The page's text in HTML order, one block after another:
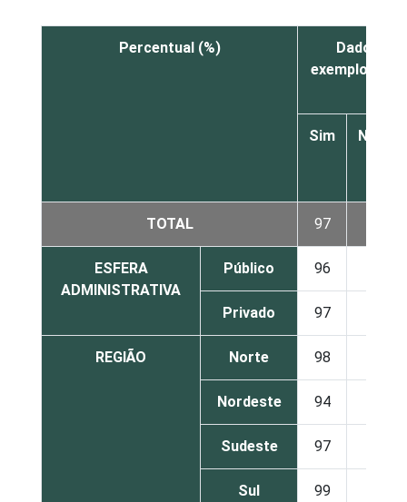
Percentual (%)
Dados
exemplo,
Sim Não
TOTAL 97
ESFERA
ADMINISTRATIVA
Público 96
Privado 97
REGIÃO Norte 98
Nordeste 94
Sudeste 97
Sul 99